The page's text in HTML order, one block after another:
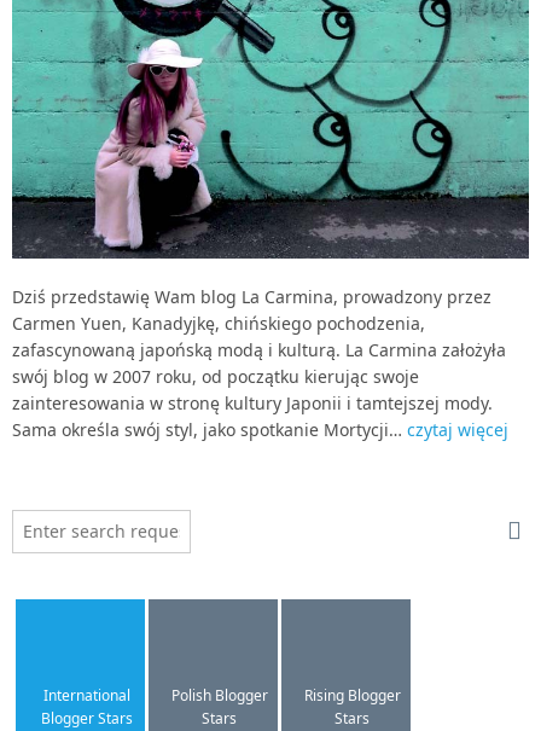
Dziś przedstawię Wam blog La Carmina, prowadzony przez
Carmen Yuen, Kanadyjkę, chińskiego pochodzenia,
zafascynowaną japońską modą i kulturą. La Carmina założyła
swój blog w 2007 roku, od początku kierując swoje
zainteresowania w stronę kultury Japonii i tamtejszej mody.
Sama określa swój styl, jako spotkanie Mortycji… czytaj więcej
International
Blogger Stars
Polish Blogger
Stars
Rising Blogger
Stars